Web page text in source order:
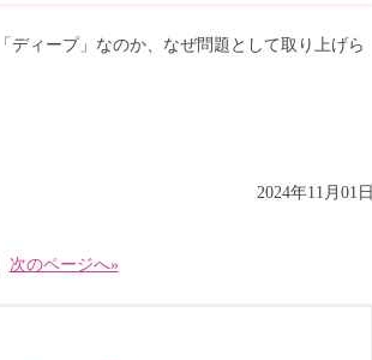
ィープ」なのか、なぜ問題として取り上げら
2024年11月01日
次のページへ»